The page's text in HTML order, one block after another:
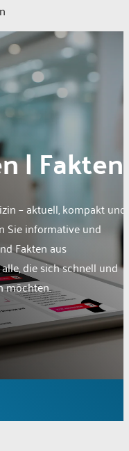
| Fakten
– aktuell, kompakt und
Sie informative und
Fakten aus
die sich schnell und
möchten.